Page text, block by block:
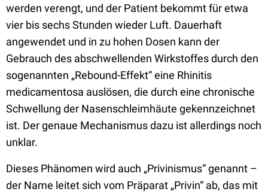
werden verengt, und der Patient bekommt für etwa
vier bis sechs Stunden wieder Luft. Dauerhaft
angewendet und in zu hohen Dosen kann der
Gebrauch des abschwellenden Wirkstoffes durch den
sogenannten „Rebound-Effekt“ eine Rhinitis
medicamentosa auslösen, die durch eine chronische
Schwellung der Nasenschleimhäute gekennzeichnet
ist. Der genaue Mechanismus dazu ist allerdings noch
unklar.
Dieses Phänomen wird auch „Privinismus“ genannt –
der Name leitet sich vom Präparat „Privin“ ab, das mit